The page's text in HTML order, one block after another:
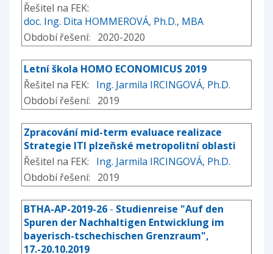
Řešitel na FEK:
doc. Ing. Dita HOMMEROVÁ, Ph.D., MBA
Období řešení: 2020-2020
Letní škola HOMO ECONOMICUS 2019
Řešitel na FEK: Ing. Jarmila IRCINGOVÁ, Ph.D.
Období řešení: 2019
Zpracování mid-term evaluace realizace
Strategie ITI plzeňské metropolitní oblasti
Řešitel na FEK: Ing. Jarmila IRCINGOVÁ, Ph.D.
Období řešení: 2019
BTHA-AP-2019-26 - Studienreise "Auf den
Spuren der Nachhaltigen Entwicklung im
bayerisch-tschechischen Grenzraum",
17.-20.10.2019